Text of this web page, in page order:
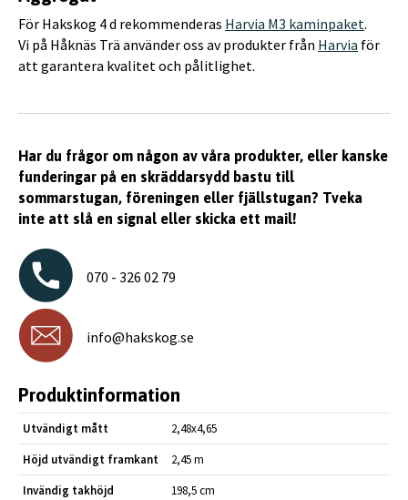
För Hakskog 4 d rekommenderas Harvia M3 kaminpaket.
Vi på Håknäs Trä använder oss av produkter från Harvia för
att garantera kvalitet och pålitlighet.
Har du frågor om någon av våra produkter, eller kanske
funderingar på en skräddarsydd bastu till
sommarstugan, föreningen eller fjällstugan? Tveka
inte att slå en signal eller skicka ett mail!
070 - 326 02 79
info@hakskog.se
Produktinformation
Utvändigt mått
2,48x4,65
Höjd utvändigt framkant
2,45 m
Invändig takhöjd
198,5 cm